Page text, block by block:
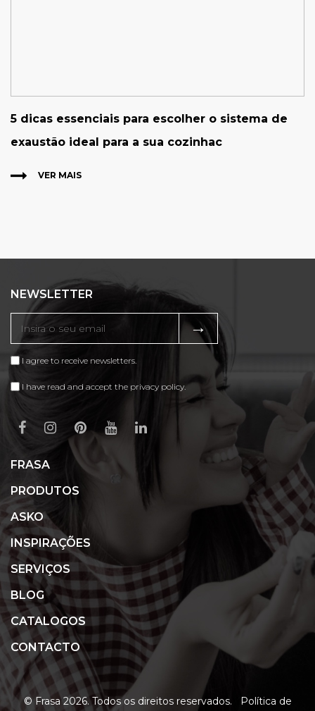
5 dicas essenciais para escolher o sistema de
exaustão ideal para a sua cozinhac
VER MAIS
NEWSLETTER
→
I agree to receive newsletters.
I have read and accept the privacy policy.
FRASA
PRODUTOS
ASKO
INSPIRAÇÕES
SERVIÇOS
BLOG
CATALOGOS
CONTACTO
© Frasa 2026. Todos os direitos reservados. Política de